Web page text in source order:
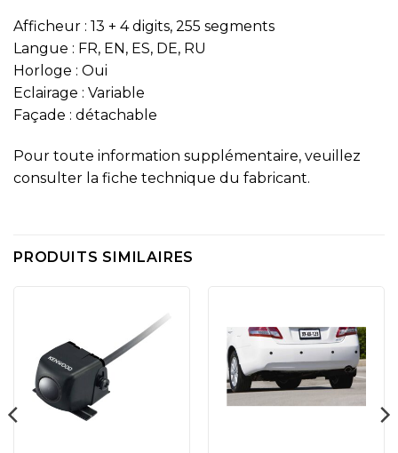
Afficheur : 13 + 4 digits, 255 segments
Langue : FR, EN, ES, DE, RU
Horloge : Oui
Eclairage : Variable
Façade : détachable
Pour toute information supplémentaire, veuillez
consulter la fiche technique du fabricant.
PRODUITS SIMILAIRES